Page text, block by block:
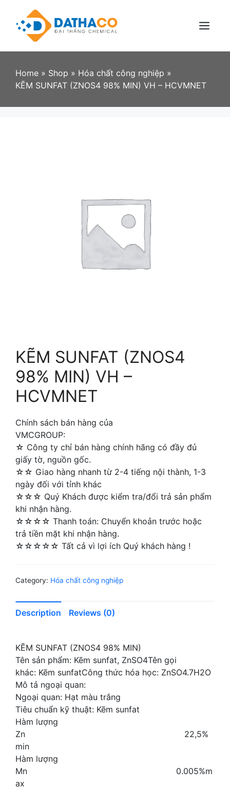
content
Menu
Home » Shop » Hóa chất công nghiệp »
KẼM SUNFAT (ZNOS4 98% MIN) VH – HCVMNET
KẼM SUNFAT (ZNOS4
98% MIN) VH –
HCVMNET
Chính sách bán hàng của
VMCGROUP:
☆ Công ty chỉ bán hàng chính hãng có đầy đủ
giấy tờ, nguồn gốc.
☆☆ Giao hàng nhanh từ 2-4 tiếng nội thành, 1-3
ngày đối với tỉnh khác
☆☆☆ Quý Khách được kiểm tra/đổi trả sản phẩm
khi nhận hàng.
☆☆☆☆ Thanh toán: Chuyển khoản trước hoặc
trả tiền mặt khi nhận hàng.
☆☆☆☆☆ Tất cả vì lợi ích Quý khách hàng !
Category: Hóa chất công nghiệp
Description Reviews (0)
KẼM SUNFAT (ZNOS4 98% MIN)
Tên sản phẩm: Kẽm sunfat, ZnSO4Tên gọi
khác: Kẽm sunfatCông thức hóa học: ZnSO4.7H2O
Mô tả ngoại quan:
Ngoại quan: Hạt màu trắng
Tiêu chuẩn kỹ thuật: Kẽm sunfat
Hàm lượng
Zn 22,5%
min
Hàm lượng
Mn 0.005%m
ax